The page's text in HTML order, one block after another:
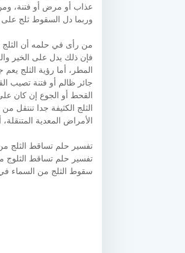
عذاب أو مرض أو فتنة،
وربما دل السقوط ثلج
من رأى في حلمه أن
فإن ذلك يدل على الخير
المطر، أما رؤية الثلج
جائر ظالم أو فتنة تصيب
القحط أو الجوع إن كان
الثلج الكثيفة جدا
الأمراض المعدية
تفسير حلم تساقط الثلج
تفسير حلم تساقط الثلوج
سقوط الثلج من السماء